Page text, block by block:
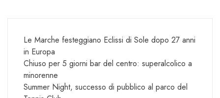
Le Marche festeggiano Eclissi di Sole dopo 27 anni
in Europa
Chiuso per 5 giorni bar del centro: superalcolico a
minorenne
Summer Night, successo di pubblico al parco del